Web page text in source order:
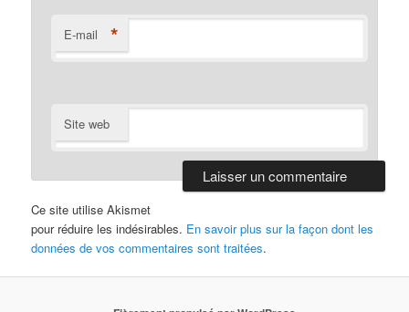
E-mail *
Site web
Ce site utilise Akismet
pour réduire les indésirables. En savoir plus sur la façon dont les
données de vos commentaires sont traitées.